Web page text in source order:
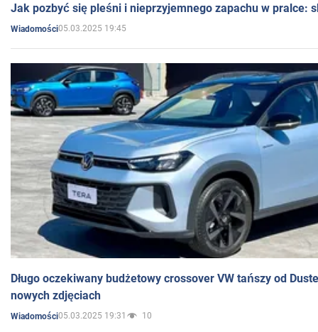
Jak pozbyć się pleśni i nieprzyjemnego zapachu w pralce:
Wiadomości05.03.2025 19:45
Długo oczekiwany budżetowy crossover VW tańszy od
nowych zdjęciach
Wiadomości05.03.2025 19:31 10